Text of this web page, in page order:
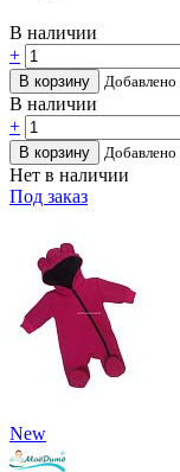
В наличии
+
В корзину Добавлено
В наличии
+
В корзину Добавлено
Нет в наличии
Под заказ
New